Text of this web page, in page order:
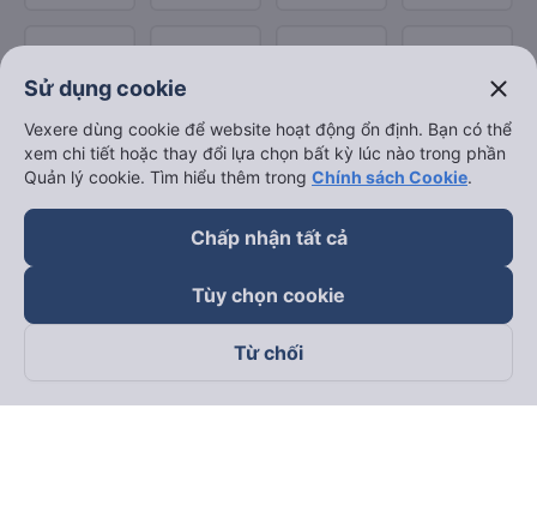
Theo dõi chúng tôi trên
Sử dụng cookie close
Vexere dùng cookie để website hoạt động ổn định. Bạn có thể
xem chi tiết hoặc thay đổi lựa chọn bất kỳ lúc nào trong phần
Quản lý cookie. Tìm hiểu thêm trong Chính sách Cookie.
Chấp nhận tất cả
Tùy chọn cookie
Từ chối